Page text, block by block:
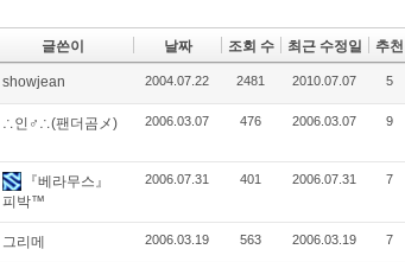
글쓴이 날짜 조회 수 최근 수정일 추천
showjean 2004.07.22 2481 2010.07.07 5
∴인♂∴(팬더곰メ) 2006.03.07 476 2006.03.07 9
『베라무스』
피박™
2006.07.31 401 2006.07.31 7
그리메 2006.03.19 563 2006.03.19 7